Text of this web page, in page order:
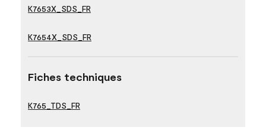
K7653X_SDS_FR
K7654X_SDS_FR
Fiches techniques
K765_TDS_FR